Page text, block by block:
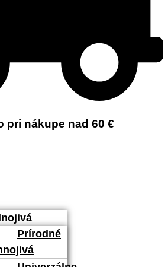
pri nákupe nad 60 €
Prírodné